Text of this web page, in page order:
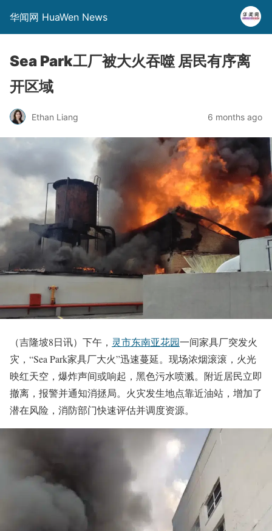
华闻网 HuaWen News
Sea Park工厂被大火吞噬 居民有序离
开区域
Ethan Liang 6 months ago
（吉隆坡8日讯）下午， 灵市东南亚花园一间家具厂突发火
灾，“Sea Park家具厂大火”迅速蔓延。现场浓烟滚滚，火光
映红天空，爆炸声间或响起，黑色污水喷溅。附近居民立即
撤离，报警并通知消拯局。火灾发生地点靠近油站，增加了
潜在风险，消防部门快速评估并调度资源。